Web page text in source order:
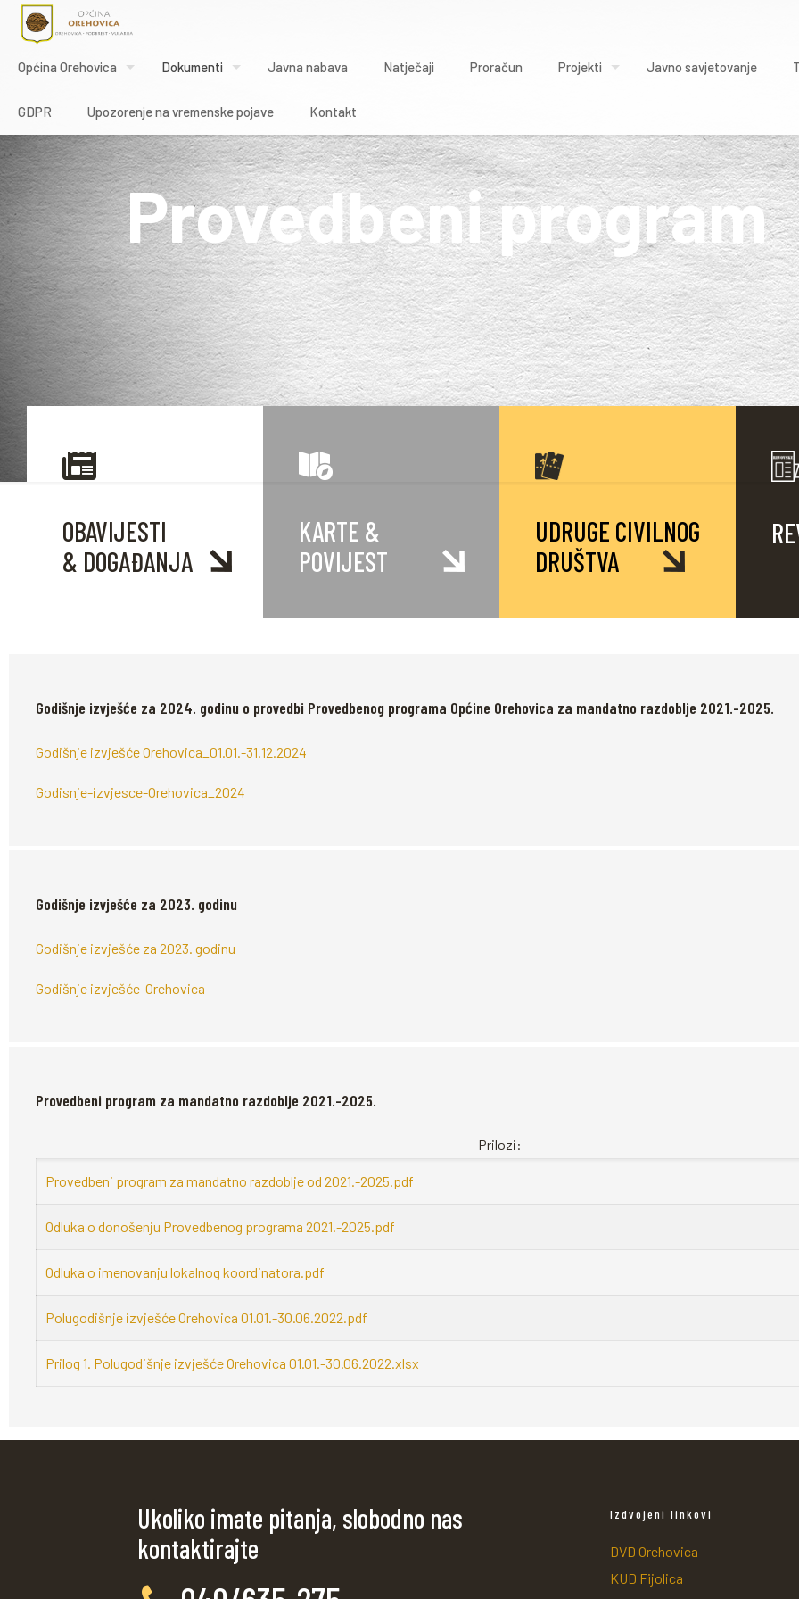
Općina Orehovica Dokumenti Javna nabava Natječaji Proračun Projekti Javno savjetovanje
GDPR Upozorenje na vremenske pojave Kontakt
Provedbeni program
OBAVIJESTI
& DOGAĐANJA
KARTE &
POVIJEST
UDRUGE CIVILNOG
DRUŠTVA
Godišnje izvješće za 2024. godinu o provedbi Provedbenog programa Općine Orehovica za mandatno razdoblje 2021.-2025.
Godišnje izvješće Orehovica_01.01.-31.12.2024
Godisnje-izvjesce-Orehovica_2024
Godišnje izvješće za 2023. godinu
Godišnje izvješće za 2023. godinu
Godišnje izvješće-Orehovica
Provedbeni program za mandatno razdoblje 2021.-2025.
Prilozi:
Provedbeni program za mandatno razdoblje od 2021.-2025.pdf
Odluka o donošenju Provedbenog programa 2021.-2025.pdf
Odluka o imenovanju lokalnog koordinatora.pdf
Polugodišnje izvješće Orehovica 01.01.-30.06.2022.pdf
Prilog 1. Polugodišnje izvješće Orehovica 01.01.-30.06.2022.xlsx
Ukoliko imate pitanja, slobodno nas
kontaktirajte
Izdvojeni linkovi
DVD Orehovica
KUD Fijolica